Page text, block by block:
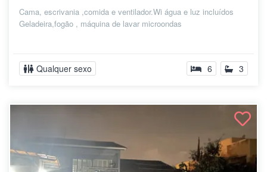
Cama, escrivania ,comida e ventilador.Wi água e luz incluídos
Geladeira,fogão , máquina de lavar microondas
Qualquer sexo 6 3